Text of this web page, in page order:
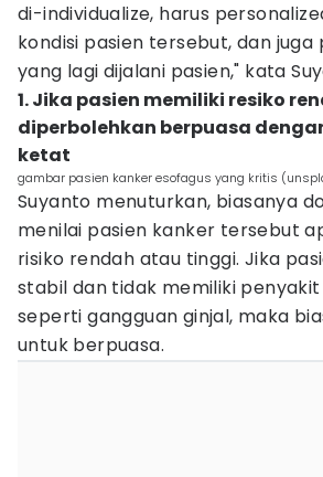
di-individualize, harus
kondisi pasien tersebut, dan
yang lagi dijalani pasien," kata
1. Jika pasien memiliki resiko
diperbolehkan berpuasa
ketat
gambar pasien kanker esofagus yang kritis
Suyanto menuturkan, biasanya
menilai pasien kanker tersebut
risiko rendah atau tinggi. Jika
stabil dan tidak memiliki
seperti gangguan ginjal, maka
untuk berpuasa.